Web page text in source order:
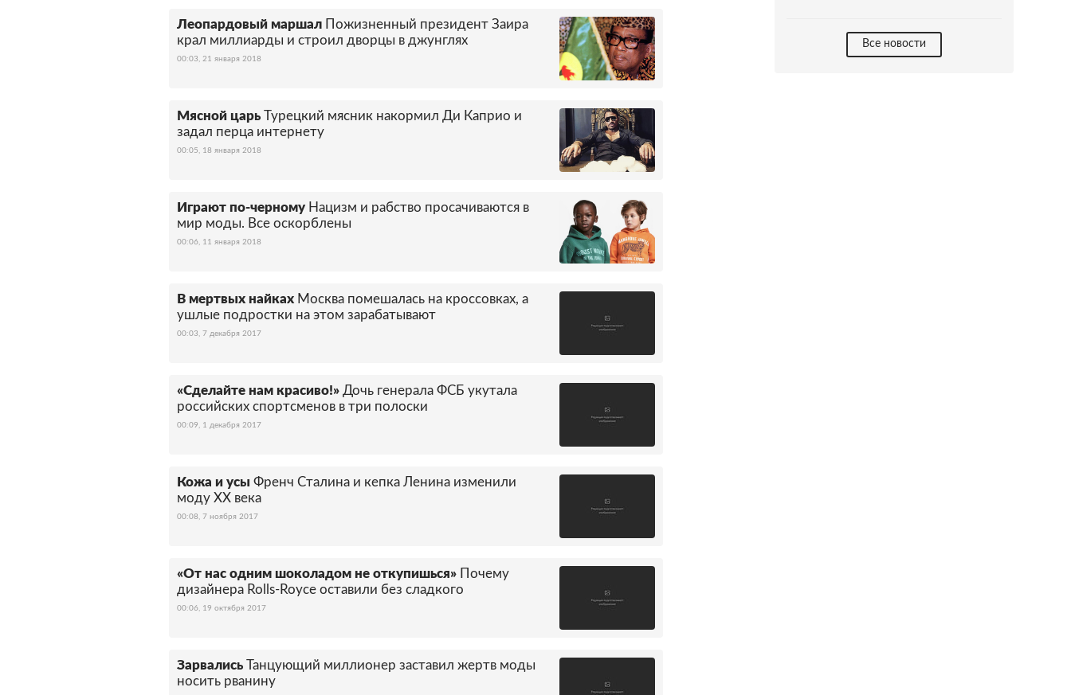
Леопардовый маршал Пожизненный президент Заира
крал миллиарды и строил дворцы в джунглях
00:03, 21 января 2018
Мясной царь Турецкий мясник накормил Ди Каприо и
задал перца интернету
00:05, 18 января 2018
Играют по-черному Нацизм и рабство просачиваются в
мир моды. Все оскорблены
00:06, 11 января 2018
В мертвых найках Москва помешалась на кроссовках, а
ушлые подростки на этом зарабатывают
00:03, 7 декабря 2017
«Сделайте нам красиво!» Дочь генерала ФСБ укутала
российских спортсменов в три полоски
00:09, 1 декабря 2017
Кожа и усы Френч Сталина и кепка Ленина изменили
моду ХХ века
00:08, 7 ноября 2017
«От нас одним шоколадом не откупишься» Почему
дизайнера Rolls-Royce оставили без сладкого
00:06, 19 октября 2017
Зарвались Танцующий миллионер заставил жертв моды
носить рванину
Все новости